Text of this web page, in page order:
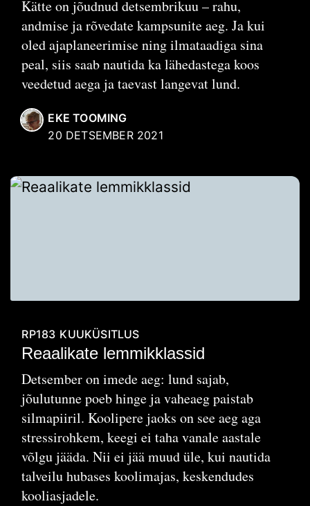
Kätte on jõudnud detsembrikuu – rahu,
andmise ja rõvedate kampsunite aeg. Ja kui
oled ajaplaneerimise ning ilmataadiga sina
peal, siis saab nautida ka lähedastega koos
veedetud aega ja taevast langevat lund.
EKE TOOMING
20 DETSEMBER 2021
RP183 KUUKÜSITLUS
Reaalikate lemmikklassid
Detsember on imede aeg: lund sajab,
jõulutunne poeb hinge ja vaheaeg paistab
silmapiiril. Koolipere jaoks on see aeg aga
stressirohkem, keegi ei taha vanale aastale
võlgu jääda. Nii ei jää muud üle, kui nautida
talveilu hubases koolimajas, keskendudes
kooliasjadele.